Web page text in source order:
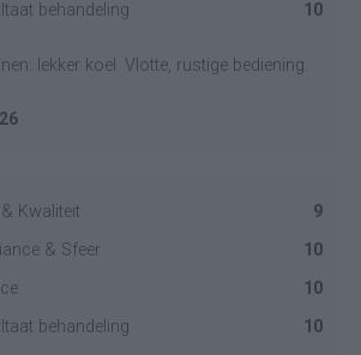
behandeling
10
lekker koel. Vlotte, rustige bediening.
Kwaliteit
9
& Sfeer
10
10
behandeling
10